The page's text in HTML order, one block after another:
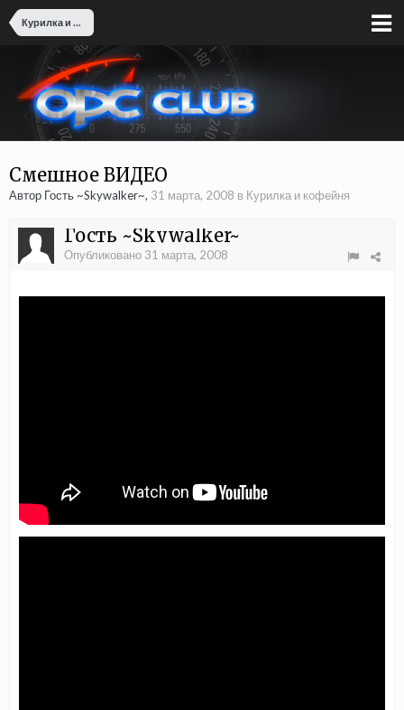
Курилка и кофейня
Смешное ВИДЕО
Автор Гость ~Skywalker~, 31 марта, 2008 в Курилка и кофейня
Гость ~Skywalker~
Опубликовано 31 марта, 2008